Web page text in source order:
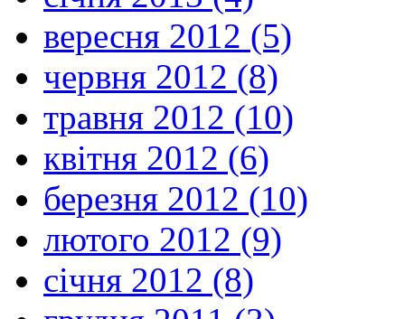
вересня 2012 (5)
червня 2012 (8)
травня 2012 (10)
квітня 2012 (6)
березня 2012 (10)
лютого 2012 (9)
січня 2012 (8)